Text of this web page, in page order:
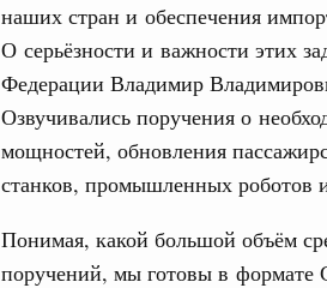
наших стран и обеспечения
О серьёзности и важности этих
Федерации Владимир
Озвучивались поручения о
мощностей, обновления
станков, промышленных роботов
Понимая, какой большой объём
поручений, мы готовы в формате